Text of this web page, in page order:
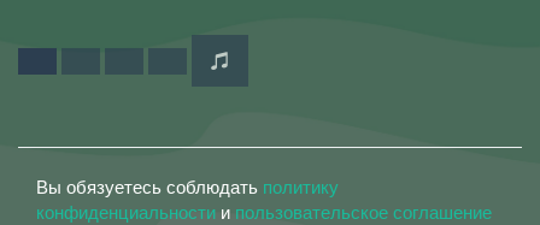
Вы обязуетесь соблюдать политику
конфиденциальности и пользовательское соглашение